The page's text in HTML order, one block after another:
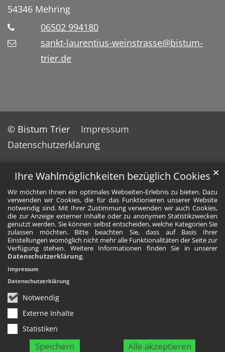
Ihre Wahlmöglichkeiten bezüglich Cookies
Wir möchten Ihnen ein optimales Webseiten-Erlebnis zu bieten. Dazu
verwenden wir Cookies, die für das Funktionieren unserer Website
notwendig sind. Mit Ihrer Zustimmung verwenden wir auch Cookies,
die zur Anzeige externer Inhalte oder zu anonymen Statistikzwecken
genutzt werden. Sie können selbst entscheiden, welche Kategorien Sie
zulassen möchten. Bitte beachten Sie, dass auf Basis Ihrer
Einstellungen womöglich nicht mehr alle Funktionalitäten der Seite zur
Verfügung stehen. Weitere Informationen finden Sie in unserer
Datenschutzerklärung.
Notwendig
Externe Inhalte
Statistiken
Speichern Alle akzeptieren
✕
Impressum
Datenschutzerklärung
54346 Mehring
06502 994180
sankt-laurentius-weinstrasse@bistum-
trier.de
© Bistum Trier
Impressum
Datenschutzerklärung